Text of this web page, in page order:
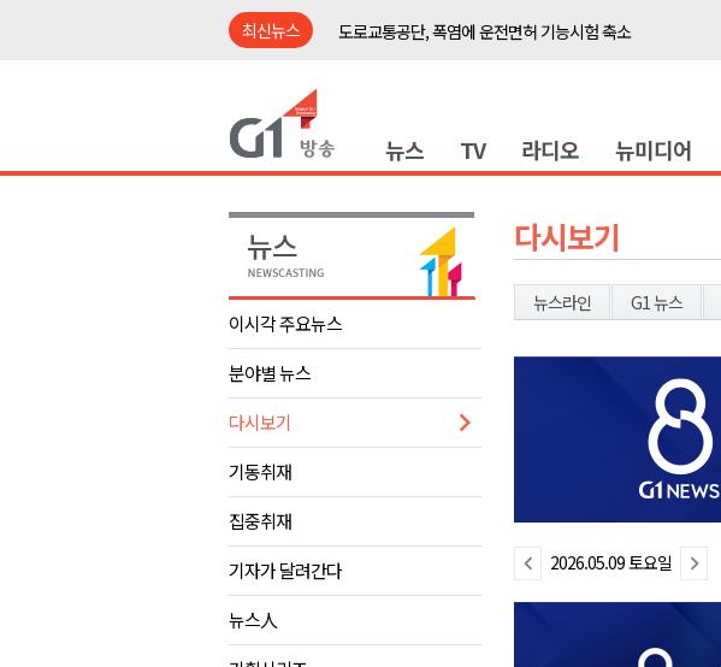
최신뉴스
도로교통공단, 폭염에 운전면허 기능시험 축소
<강원랜드> 관광객이 인구 3배..싱가포르 복합리조트
제28회 정동진독립영화제 오늘 개막
양양군, 소상공인 특례보증 2차 지원사업 시행
평창군 재해 예방 도로 시설물 정밀 안전 진단
도로교통공단, 폭염에 운전면허 기능시험 축소
강릉시, '상생동행 100일 릴레이' 경제살리기 추진
삼척시, 무건리 이끼폭포 생태탐방로 전면 통제
<강원랜드> 마카오 카지노 "복합리조트로 진화 중"
제28회 정동진독립영화제 오늘 개막
양양군, 소상공인 특례보증 2차 지원사업 시행
뉴스 TV 라디오 뉴미디어
이시각 주요뉴스
분야별 뉴스
다시보기
기동취재
집중취재
기자가 달려간다
뉴스人
다시보기
뉴스라인 G1 뉴스
이
2026.05.09 토요일